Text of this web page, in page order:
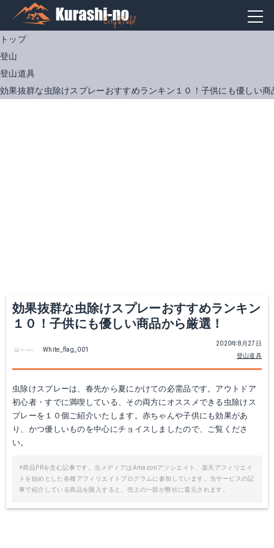
トップ
登山
登山道具
効果抜群な虫除けスプレーおすすめランキン１０！子供にも優しい商
効果抜群な虫除けスプレーおすすめランキン
１０！子供にも優しい商品から厳選！
2020年8月27日
登山道具
White_flag_001
虫除けスプレーは、春先から夏にかけての必需品です。アウトドア
初心者・すでに満喫している、その両方にオススメできる虫除けス
プレーを１０個ご紹介いたします。赤ちゃんや子供にも効果があ
り、かつ優しいものを中心にチョイスしましたので、ご覧くださ
い。
※商品PRを含む記事です。当メディアはAmazonアソシエイト、楽天アフィリエイ
トを始めとした各種アフィリエイトプログラムに参加しています。当サービスの記
事で紹介している商品を購入すると、売上の一部が弊社に還元されます。
エルバビーバ オーガニックバズスプレー 120ml 虫除けスプレー 天然アロマ 100ml